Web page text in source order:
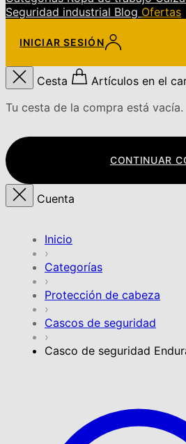
Seguridad industrial Blog Ofertas
INICIAR SESIÓN
Cesta
Artículos en el
Tu cesta de la compra está vacía.
CONTINUAR
Cuenta
Inicio
›
Categorías
›
Protección de cabeza
›
Cascos de seguridad
›
Casco de seguridad